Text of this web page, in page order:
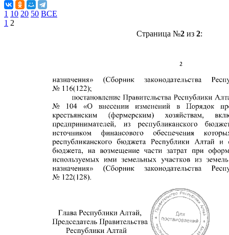
1 10 20 50 ВСЕ
1 2
Страница №2из 2: